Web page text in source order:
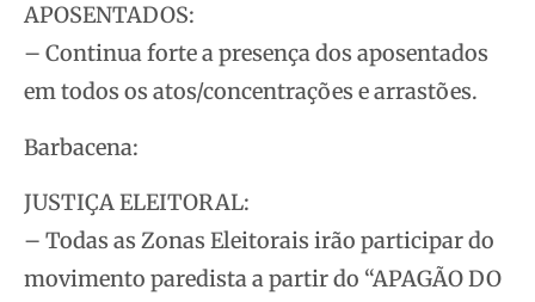
APOSENTADOS:
– Continua forte a presença dos aposentados
em todos os atos/concentrações e arrastões.
Barbacena:
JUSTIÇA ELEITORAL:
– Todas as Zonas Eleitorais irão participar do
movimento paredista a partir do “APAGÃO DO